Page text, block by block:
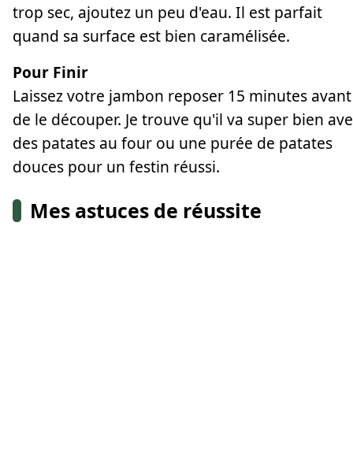
trop sec, ajoutez un peu d'eau. Il est parfait
quand sa surface est bien caramélisée.
Pour Finir
Laissez votre jambon reposer 15 minutes avant
de le découper. Je trouve qu'il va super bien
des patates au four ou une purée de patates
douces pour un festin réussi.
Mes astuces de réussite